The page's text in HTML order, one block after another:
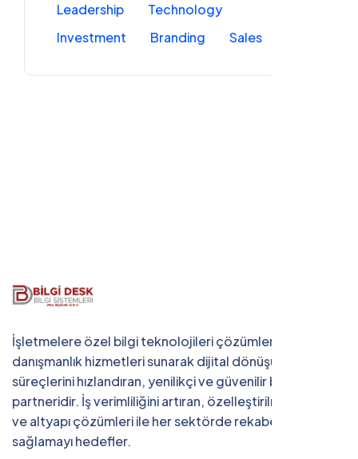
Leadership
Technology
Investment
Branding Sales
İşletmelere özel bilgi teknolojileri çözümleri ve
danışmanlık hizmetleri sunarak dijital dönüşüm
süreçlerini hızlandıran, yenilikçi ve güvenilir bir teknoloji
partneridir. İş verimliliğini artıran, özelleştirilmiş yazılım
ve altyapı çözümleri ile her sektörde rekabet avantajı
sağlamayı hedefler.